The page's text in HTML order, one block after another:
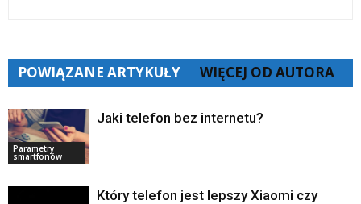
POWIĄZANE ARTYKUŁY WIĘCEJ OD AUTORA
Parametry
smartfonów
Jaki telefon bez internetu?
Który telefon jest lepszy Xiaomi czy